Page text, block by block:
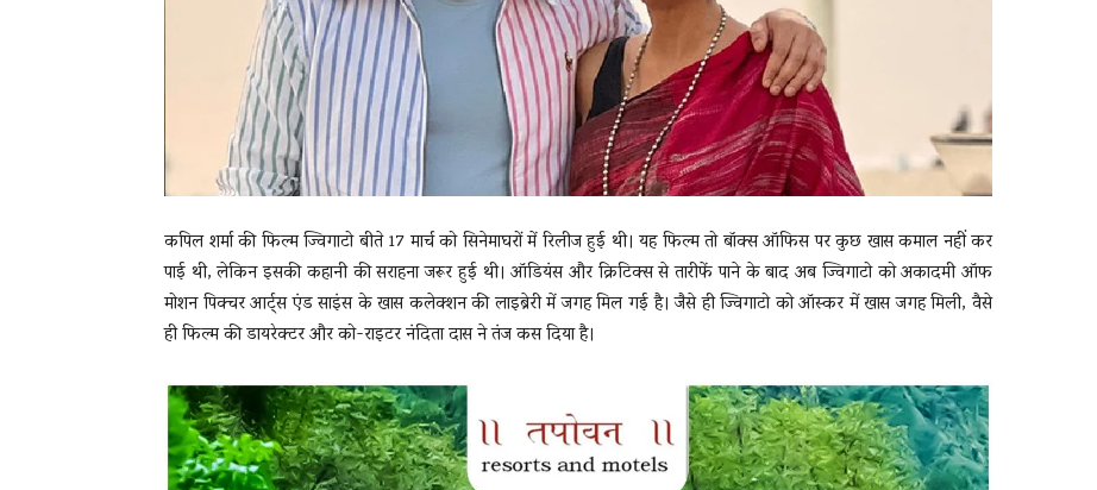
कपिल शर्मा की फिल्म ज्विगाटो बीते 17 मार्च को सिनेमाघरों में रिलीज हुई थी। यह फिल्म तो बॉक्स ऑफिस पर कुछ खास कमाल नहीं कर
पाई थी, लेकिन इसकी कहानी की सराहना जरूर हुई थी। ऑडियंस और क्रिटिक्स से तारीफें पाने के बाद अब ज्विगाटो को अकादमी ऑफ
मोशन पिक्चर आर्ट्स एंड साइंस के खास कलेक्शन की लाइब्रेरी में जगह मिल गई है। जैसे ही ज्विगाटो को ऑस्कर में खास जगह मिली, वैसे
ही फिल्म की डायरेक्टर और को-राइटर नंदिता दास ने तंज कस दिया है।